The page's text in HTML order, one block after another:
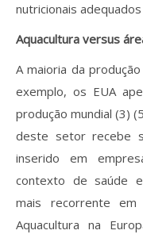
nutricionais adequados
Aquacultura versus
A maioria da
exemplo, os EUA
produção mundial (3)
deste setor recebe
inserido em
contexto de saúde e
mais recorrente em
Aquacultura na